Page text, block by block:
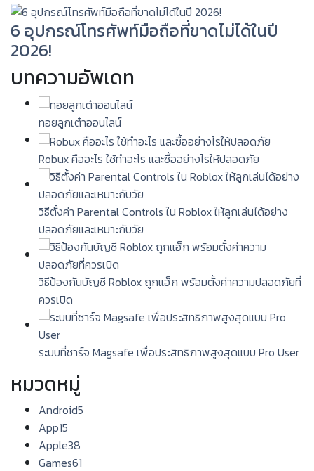
6 อุปกรณ์โทรศัพท์มือถือที่ขาดไม่ได้ในปี
2026!
บทความอัพเดท
ทอยลูกเต๋าออนไลน์
Robux คืออะไร ใช้ทำอะไร และซื้ออย่างไรให้ปลอดภัย
วิธีตั้งค่า Parental Controls ใน Roblox ให้ลูกเล่นได้อย่าง
ปลอดภัยและเหมาะกับวัย
วิธีป้องกันบัญชี Roblox ถูกแฮ็ก พร้อมตั้งค่าความปลอดภัยที่
ควรเปิด
ระบบที่ชาร์จ Magsafe เพื่อประสิทธิภาพสูงสุดแบบ Pro User
หมวดหมู่
Android5
App15
Apple38
Games61